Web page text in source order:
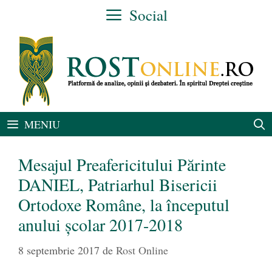
conținut
Social
MENIU
Mesajul Preafericitului Părinte
DANIEL, Patriarhul Bisericii
Ortodoxe Române, la începutul
anului şcolar 2017-2018
8 septembrie 2017 de Rost Online